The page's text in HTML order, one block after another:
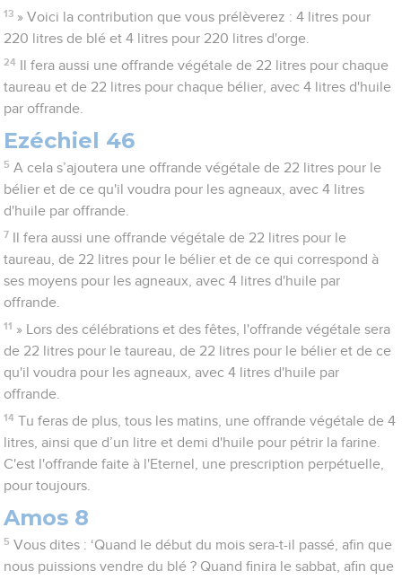
13 » Voici la contribution que vous prélèverez : 4 litres pour
220 litres de blé et 4 litres pour 220 litres d'orge.
24
Il fera aussi une offrande végétale de 22 litres pour chaque
taureau et de 22 litres pour chaque bélier, avec 4 litres d'huile
par offrande.
Ezéchiel 46
5 A cela s’ajoutera une offrande végétale de 22 litres pour le
bélier et de ce qu'il voudra pour les agneaux, avec 4 litres
d'huile par offrande.
7
Il fera aussi une offrande végétale de 22 litres pour le
taureau, de 22 litres pour le bélier et de ce qui correspond à
ses moyens pour les agneaux, avec 4 litres d'huile par
offrande.
11 » Lors des célébrations et des fêtes, l'offrande végétale sera
de 22 litres pour le taureau, de 22 litres pour le bélier et de ce
qu'il voudra pour les agneaux, avec 4 litres d'huile par
offrande.
14 Tu feras de plus, tous les matins, une offrande végétale de 4
litres, ainsi que d’un litre et demi d'huile pour pétrir la farine.
C'est l'offrande faite à l'Eternel, une prescription perpétuelle,
pour toujours.
Amos 8
5 Vous dites : ‘Quand le début du mois sera-t-il passé, afin que
nous puissions vendre du blé ? Quand finira le sabbat, afin que